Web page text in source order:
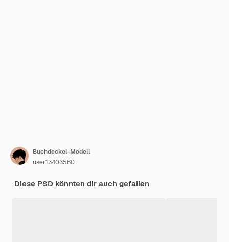
Buchdeckel-Modell
user13403560
Diese PSD könnten dir auch gefallen